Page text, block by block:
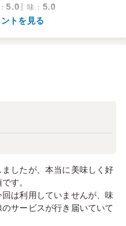
：5.0 味 ： 5.0
トを見る
したが、本当に美味しく好
す。
回は利用していませんが、味
サービスが行き届いていて